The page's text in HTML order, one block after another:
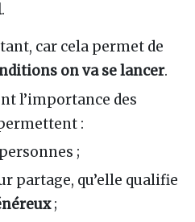
.
car cela permet de
on va se lancer.
l’importance des
:
;
partage, qu’elle qualifie
;